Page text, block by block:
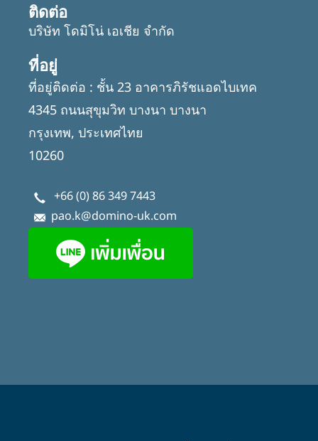
ติดต่อ
บริษัท โดมิโน่ เอเชีย จำกัด
ที่อยู่
ที่อยู่ติดต่อ : ชั้น 23 อาคารภิรัชแอดไบเทค
4345 ถนนสุขุมวิท บางนา บางนา
กรุงเทพ, ประเทศไทย
10260
+66 (0) 86 349 7443
pao.k@domino-uk.com